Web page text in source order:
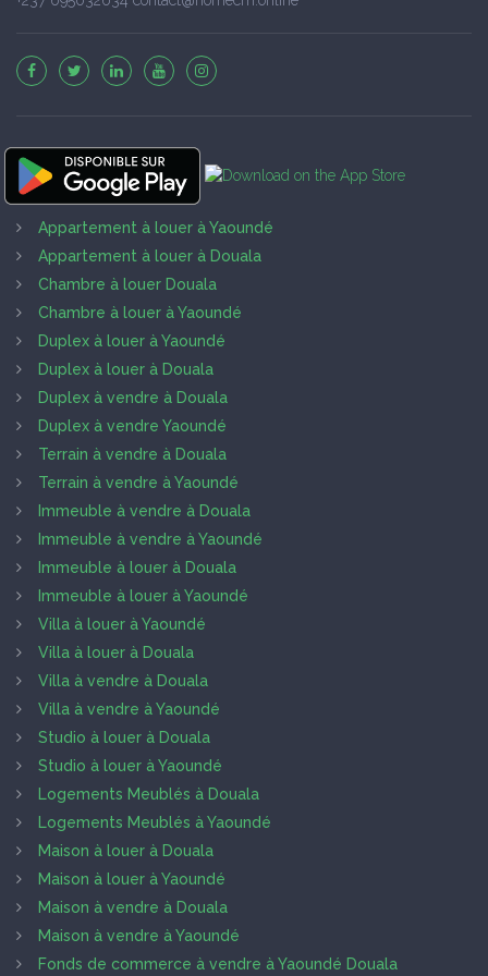
Appartement à louer à Yaoundé
Appartement à louer à Douala
Chambre à louer Douala
Chambre à louer à Yaoundé
Duplex à louer à Yaoundé
Duplex à louer à Douala
Duplex à vendre à Douala
Duplex à vendre Yaoundé
Terrain à vendre à Douala
Terrain à vendre à Yaoundé
Immeuble à vendre à Douala
Immeuble à vendre à Yaoundé
Immeuble à louer à Douala
Immeuble à louer à Yaoundé
Villa à louer à Yaoundé
Villa à louer à Douala
Villa à vendre à Douala
Villa à vendre à Yaoundé
Studio à louer à Douala
Studio à louer à Yaoundé
Logements Meublés à Douala
Logements Meublés à Yaoundé
Maison à louer à Douala
Maison à louer à Yaoundé
Maison à vendre à Douala
Maison à vendre à Yaoundé
Fonds de commerce à vendre à Yaoundé Douala